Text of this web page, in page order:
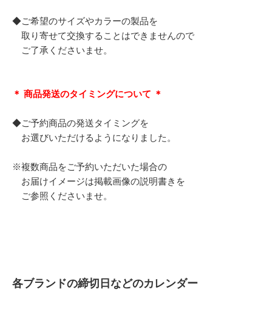
◆ご希望のサイズやカラーの製品を
取り寄せて交換することはできませんので
ご了承くださいませ。
＊ 商品発送のタイミングについて ＊
◆ご予約商品の発送タイミングを
お選びいただけるようになりました。
※複数商品をご予約いただいた場合の
お届けイメージは掲載画像の説明書きを
ご参照くださいませ。
各ブランドの締切日などのカレンダー